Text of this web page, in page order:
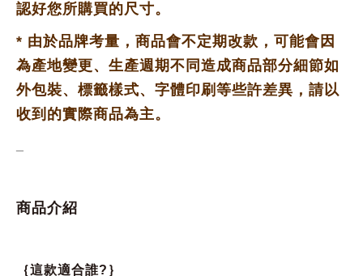
認好您所購買的尺寸。
* 由於品牌考量，商品會不定期改款，可能會因
為產地變更、生產週期不同 造成商品部分細節如
外包裝、標籤樣式、字體印刷等些許差異，請以
收到的實際商品為主。
商品介紹
｛這款適合誰?｝